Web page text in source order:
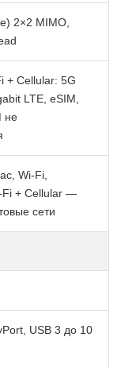
2×2 MIMO,
+ Cellular: 5G
LTE, eSIM,
не
Wi-Fi,
Fi + Cellular —
сети
USB 3 до 10